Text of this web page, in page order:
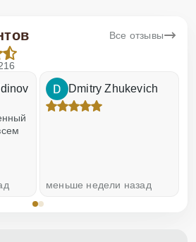
Все отзывы
Dmitry Zhukevich
меньше недели назад